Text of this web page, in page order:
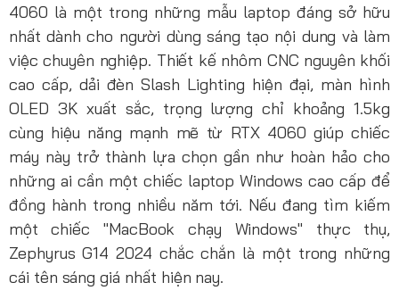
4060 là một trong những mẫu laptop đáng sở hữu
nhất dành cho người dùng sáng tạo nội dung và làm
việc chuyên nghiệp. Thiết kế nhôm CNC nguyên khối
cao cấp, dải đèn Slash Lighting hiện đại, màn hình
OLED 3K xuất sắc, trọng lượng chỉ khoảng 1.5kg
cùng hiệu năng mạnh mẽ từ RTX 4060 giúp chiếc
máy này trở thành lựa chọn gần như hoàn hảo cho
những ai cần một chiếc laptop Windows cao cấp để
đồng hành trong nhiều năm tới. Nếu đang tìm kiếm
một chiếc "MacBook chạy Windows" thực thụ,
Zephyrus G14 2024 chắc chắn là một trong những
cái tên sáng giá nhất hiện nay.